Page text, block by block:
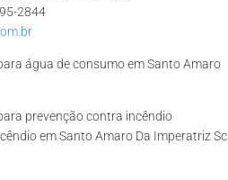
2844
água de consumo em Santo Amaro
prevenção contra incêndio
em Santo Amaro Da Imperatriz Sc